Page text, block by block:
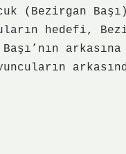
(Bezirgan
hedefi,
Başı’nın